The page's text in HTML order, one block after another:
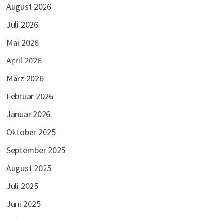
August 2026
Juli 2026
Mai 2026
April 2026
März 2026
Februar 2026
Januar 2026
Oktober 2025
September 2025
August 2025
Juli 2025
Juni 2025